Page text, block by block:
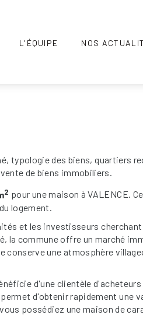
L'ÉQUIPE NOS
typologie des biens, quartiers
de biens immobiliers.
2 pour une maison à VALENCE.
logement.
et les investisseurs
la commune offre un marché
une atmosphère
d'une clientèle
d'obtenir rapidement une
possédiez une maison de